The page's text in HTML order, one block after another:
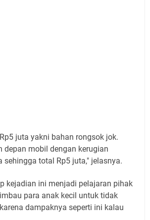
juta yakni bahan rongsok jok.
depan mobil dengan kerugian
sehingga total Rp5 juta," jelasnya.
kejadian ini menjadi pelajaran pihak
para anak kecil untuk tidak
dampaknya seperti ini kalau